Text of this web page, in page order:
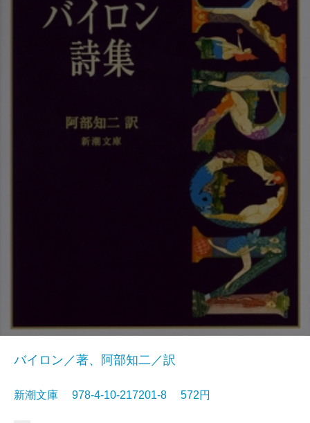
バイロン／著、阿部知二／訳
新潮文庫 978-4-10-217201-8 572円